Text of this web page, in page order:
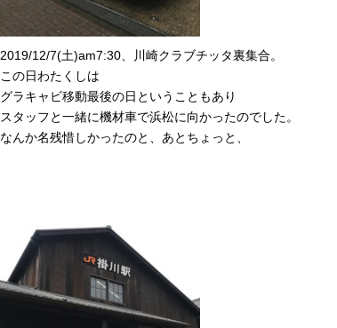
2019/12/7(土)am7:30、川崎クラブチッタ裏集合。
この日わたくしは
グラキャビ移動最後の日ということもあり
スタッフと一緒に機材車で浜松に向かったのでした。
なんか名残惜しかったのと、あとちょっと、